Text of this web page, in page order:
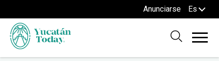
Anunciarse Es